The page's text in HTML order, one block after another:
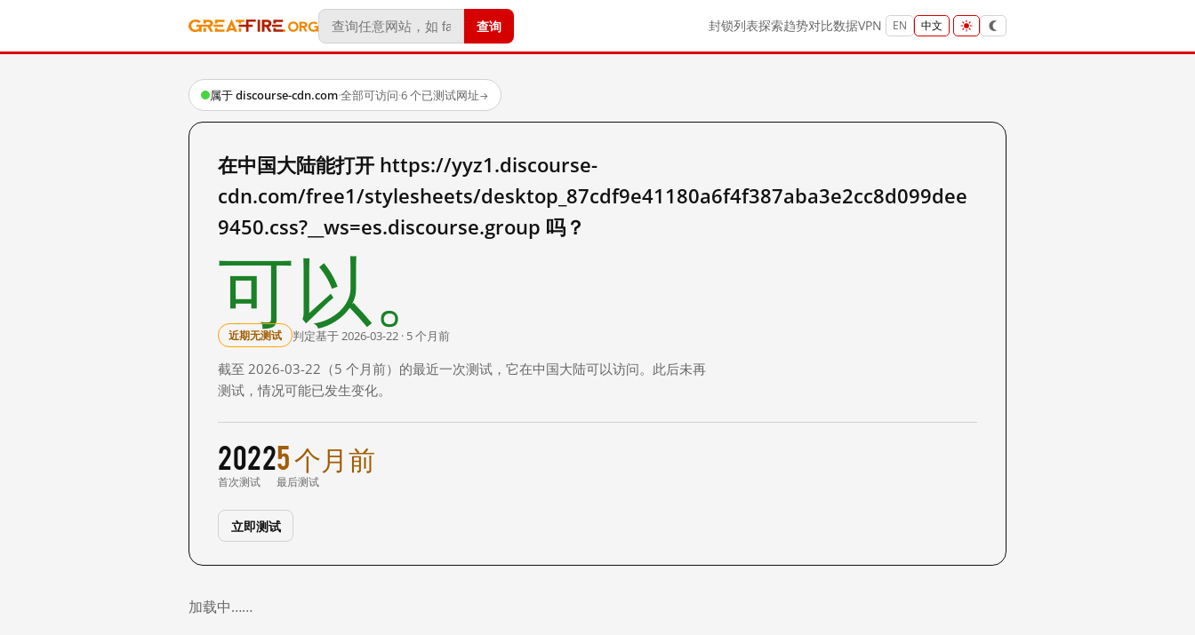
查询 封锁列表探索趋势对比数据VPN EN 中文
属于 discourse-cdn.com·全部可访问·6 个已测试网址→
在中国大陆能打开 https://yyz1.discourse-
cdn.com/free1/stylesheets/desktop_87cdf9e41180a6f4f387aba3e2cc8d099dee
9450.css?__ws=es.discourse.group 吗？
可以。
近期无测试 判定基于 2026-03-22 · 5 个月前
截至 2026-03-22（5 个月前）的最近一次测试，它在中国大陆可以访问。此后未再
测试，情况可能已发生变化。
2022
首次测试
5 个月前
最后测试
立即测试
加载中……